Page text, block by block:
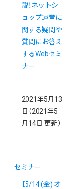
説！ネットシ
ョップ運営に
関する疑問や
質問にお答え
するWebセミ
ナー
2021年5月13
日 （2021年5
月14日 更新）
セミナー
【5/14 (金) オ